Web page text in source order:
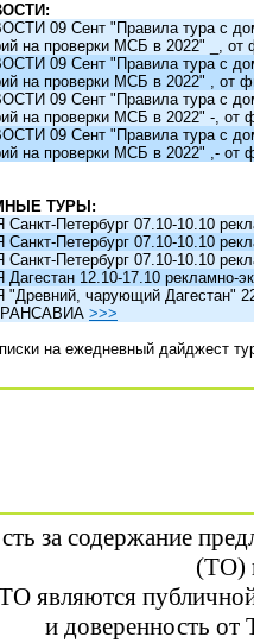
09 Сент "Правила тура с
на проверки МСБ в 2022" _,
09 Сент "Правила тура с
на проверки МСБ в 2022" ,
09 Сент "Правила тура с
на проверки МСБ в 2022" -,
09 Сент "Правила тура с
на проверки МСБ в 2022" ,-
ТУРЫ:
Петербург 07.10-10.10
Петербург 07.10-10.10
Петербург 07.10-10.10
12.10-17.10 рекламно-
чарующий Дагестан"
>>>
на ежедневный дайджест
за содержание
(ТО)
являются
и доверенность от